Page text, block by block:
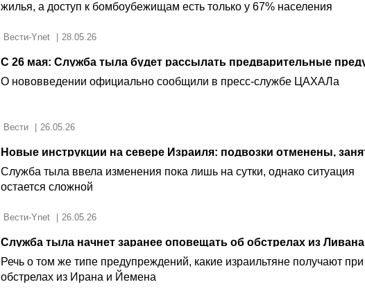
жилья, а доступ к бомбоубежищам есть только у 67% населения
28.05.26
О нововведении официально сообщили в пресс-службе ЦАХАЛа
26.05.26
Служба тыла ввела изменения пока лишь на сутки, однако ситуация
остается сложной
26.05.26
Служба тыла начнет заранее оповещать об обстрелах из Ливана
Речь о том же типе предупреждений, какие израильтяне получают при
обстрелах из Ирана и Йемена